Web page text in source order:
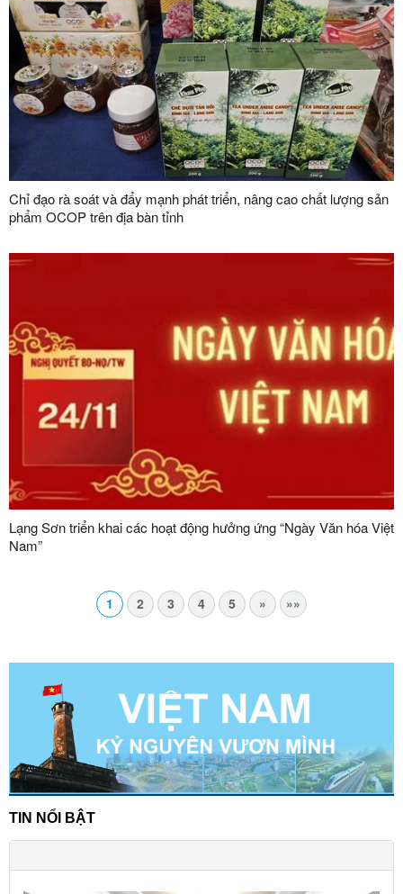
Chỉ đạo rà soát và đẩy mạnh phát triển, nâng cao chất lượng sản
phẩm OCOP trên địa bàn tỉnh
Lạng Sơn triển khai các hoạt động hưởng ứng “Ngày Văn hóa Việt
Nam”
1 2 3 4 5 » »»
TIN NỔI BẬT